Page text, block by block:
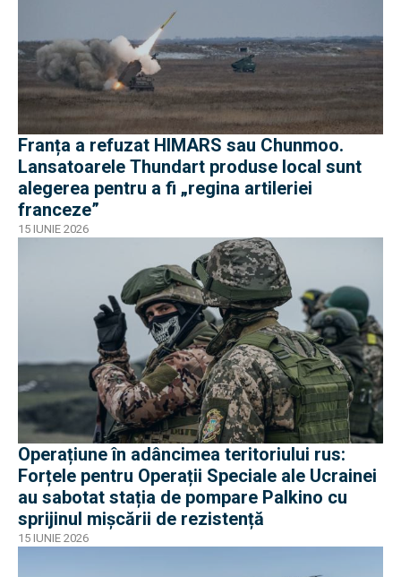
Franța a refuzat HIMARS sau Chunmoo.
Lansatoarele Thundart produse local sunt
alegerea pentru a fi „regina artileriei
franceze”
15 IUNIE 2026
Operațiune în adâncimea teritoriului rus:
Forțele pentru Operații Speciale ale Ucrainei
au sabotat stația de pompare Palkino cu
sprijinul mișcării de rezistență
15 IUNIE 2026